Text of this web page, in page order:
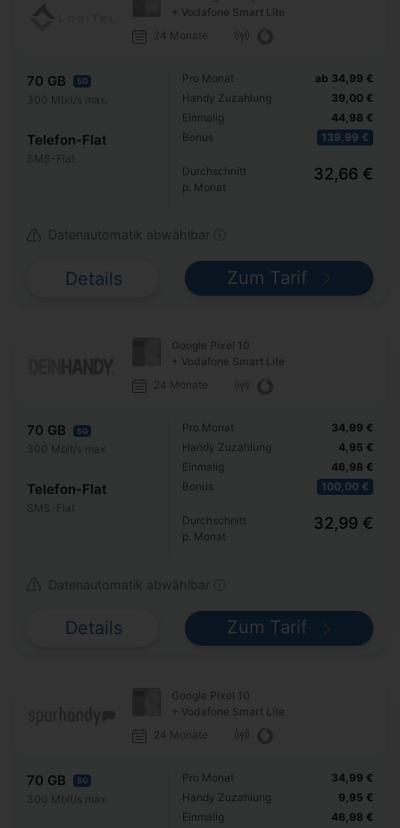
+ Vodafone Smart Lite
24 Monate
70 GB 5G
300 Mbit/s max.
Telefon-Flat
SMS-Flat
Pro Monat
Handy Zuzahlung
Einmalig
Bonus
ab 34,99 €
39,00 €
44,98 €
139,99 €
Durchschnitt
p. Monat
32,66 €
Datenautomatik abwählbar ⓘ
Details Zum Tarif
Google Pixel 10
+ Vodafone Smart Lite
24 Monate
70 GB 5G
300 Mbit/s max.
Telefon-Flat
SMS-Flat
Pro Monat
Handy Zuzahlung
Einmalig
Bonus
34,99 €
4,95 €
46,98 €
100,00 €
Durchschnitt
p. Monat
32,99 €
Datenautomatik abwählbar ⓘ
Details Zum Tarif
Google Pixel 10
+ Vodafone Smart Lite
24 Monate
70 GB 5G
300 Mbit/s max.
Pro Monat
Handy Zuzahlung
Einmalig
34,99 €
9,95 €
46,98 €